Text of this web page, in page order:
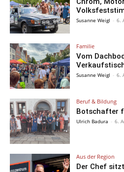
Susanne Weigl - 6.
Familie
Vom
Susanne Weigl - 6.
Beruf & Bildung
Botschafter
Ulrich Badura - 6.
Aus der Region
Der Chef